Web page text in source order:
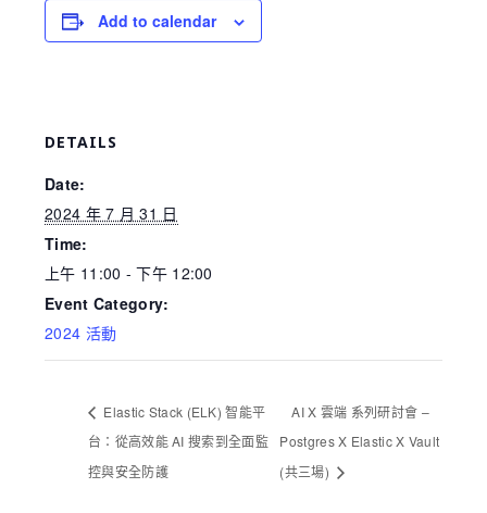
Add to calendar
DETAILS
Date:
2024 年 7 月 31 日
Time:
上午 11:00 - 下午 12:00
Event Category:
2024 活動
Elastic Stack (ELK) 智能平
台：從高效能 AI 搜索到全面監
控與安全防護
AI X 雲端 系列研討會 –
Postgres X Elastic X Vault
(共三場)